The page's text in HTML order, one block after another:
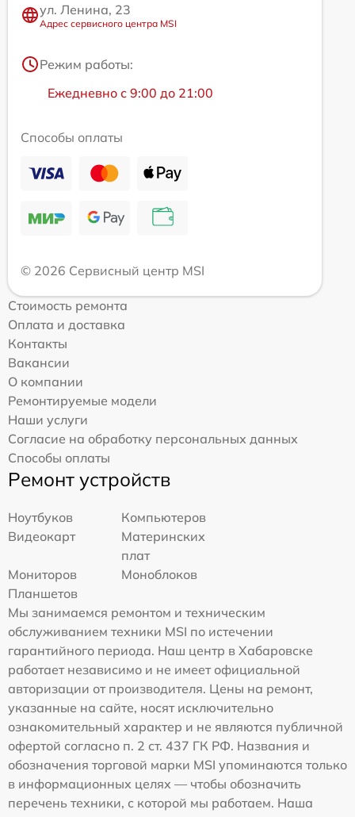
ул. Ленина, 23
Адрес сервисного центра MSI
Режим работы:
Ежедневно с 9:00 до 21:00
Способы оплаты
© 2026 Сервисный центр MSI
Стоимость ремонта
Оплата и доставка
Контакты
Вакансии
О компании
Ремонтируемые модели
Наши услуги
Согласие на обработку персональных данных
Способы оплаты
Ремонт устройств
Ноутбуков
Компьютеров
Видеокарт
Материнских
плат
Мониторов
Моноблоков
Планшетов
Мы занимаемся ремонтом и техническим
обслуживанием техники MSI по истечении
гарантийного периода. Наш центр в Хабаровске
работает независимо и не имеет официальной
авторизации от производителя. Цены на ремонт,
указанные на сайте, носят исключительно
ознакомительный характер и не являются публичной
офертой согласно п. 2 ст. 437 ГК РФ. Названия и
обозначения торговой марки MSI упоминаются только
в информационных целях — чтобы обозначить
перечень техники, с которой мы работаем. Наша